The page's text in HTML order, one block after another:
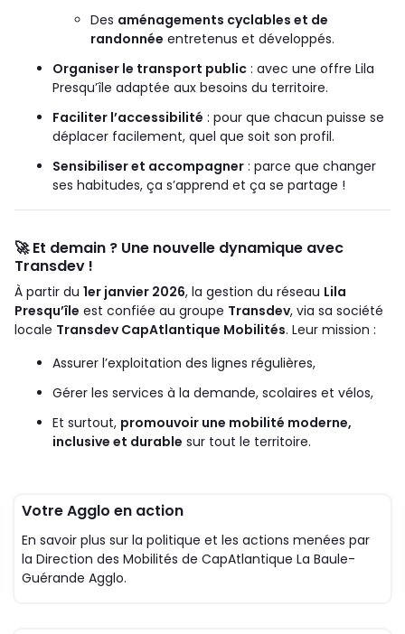
Des aménagements cyclables et de
randonnée entretenus et développés.
Organiser le transport public : avec une offre Lila
Presqu’île adaptée aux besoins du territoire.
Faciliter l’accessibilité : pour que chacun puisse se
déplacer facilement, quel que soit son profil.
Sensibiliser et accompagner : parce que changer
ses habitudes, ça s’apprend et ça se partage !
🚀Et demain ? Une nouvelle dynamique avec
Transdev !
À partir du 1er janvier 2026, la gestion du réseau Lila
Presqu’île est confiée au groupe Transdev, via sa société
locale Transdev CapAtlantique Mobilités. Leur mission :
Assurer l’exploitation des lignes régulières,
Gérer les services à la demande, scolaires et vélos,
Et surtout, promouvoir une mobilité moderne,
inclusive et durable sur tout le territoire.
Votre Agglo en action
En savoir plus sur la politique et les actions menées par
la Direction des Mobilités de CapAtlantique La Baule-
Guérande Agglo.